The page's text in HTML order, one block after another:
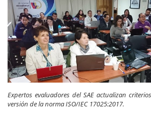
Expertos evaluadores del SAE actualizan
versión de la norma ISO/IEC 17025:2017.